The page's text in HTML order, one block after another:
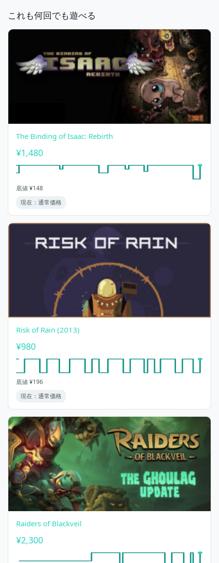
これも何回でも遊べる
The Binding of Isaac: Rebirth
¥1,480
底値 ¥148
現在：通常価格
Risk of Rain (2013)
¥980
底値 ¥196
現在：通常価格
Raiders of Blackveil
¥2,300